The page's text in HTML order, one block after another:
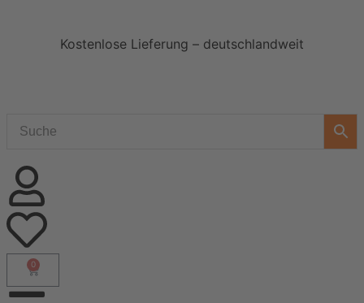
Kostenlose Lieferung – deutschlandweit
0